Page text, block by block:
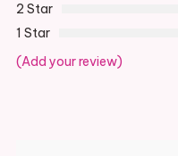
2 Star
1 Star
(Add your review)